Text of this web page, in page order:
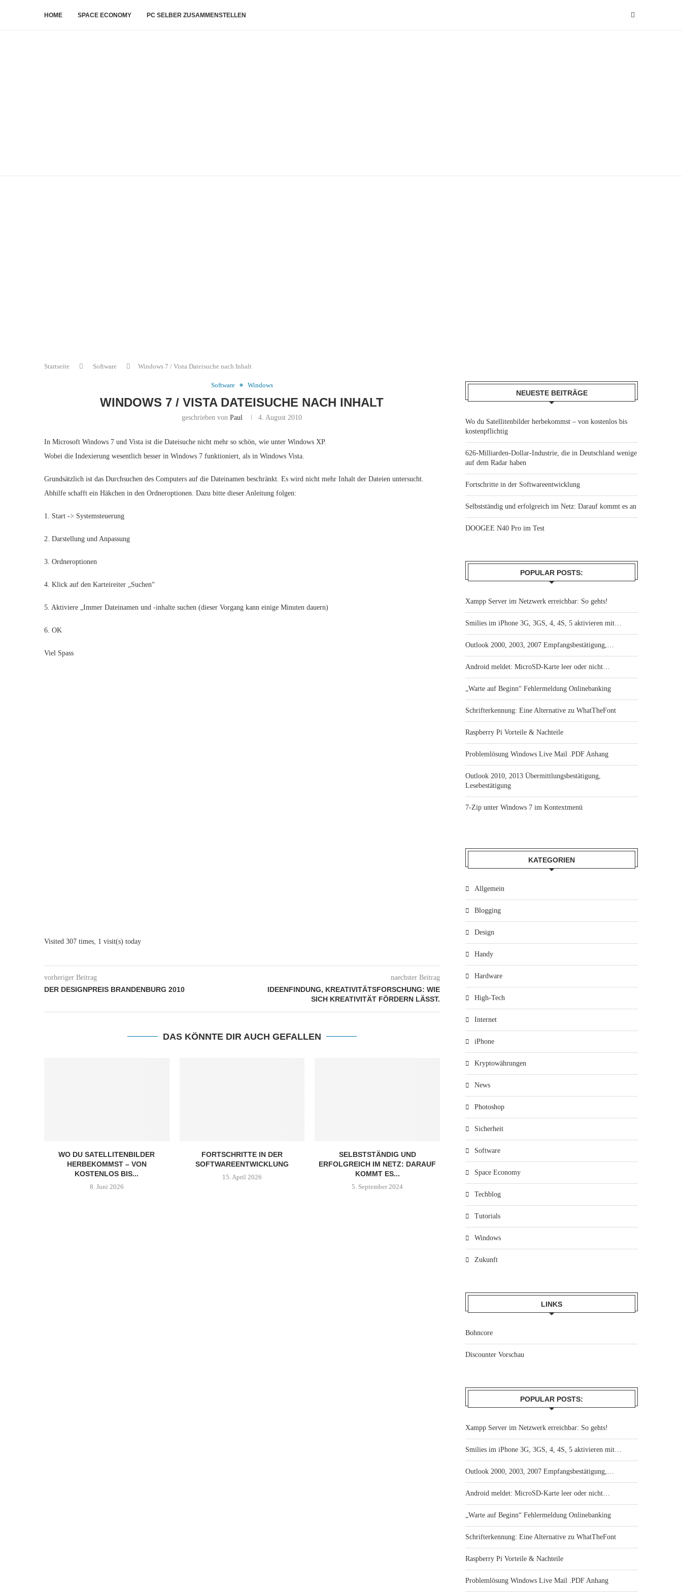
HOME SPACE ECONOMY PC SELBER ZUSAMMENSTELLEN
Startseite Software Windows 7 / Vista Dateisuche nach Inhalt
Software Windows
WINDOWS 7 / VISTA DATEISUCHE NACH INHALT
geschrieben vonPaul 4. August 2010
In Microsoft Windows 7 und Vista ist die Dateisuche nicht mehr so schön, wie unter Windows XP.
Wobei die Indexierung wesentlich besser in Windows 7 funktioniert, als in Windows Vista.
Grundsätzlich ist das Durchsuchen des Computers auf die Dateinamen beschränkt. Es wird nicht mehr Inhalt der Dateien untersucht.
Abhilfe schafft ein Häkchen in den Ordneroptionen. Dazu bitte dieser Anleitung folgen:
1. Start -> Systemsteuerung
2. Darstellung und Anpassung
3. Ordneroptionen
4. Klick auf den Karteireiter „Suchen“
5. Aktiviere „Immer Dateinamen und -inhalte suchen (dieser Vorgang kann einige Minuten dauern)
6. OK
Viel Spass
Visited 307 times, 1 visit(s) today
vorheriger Beitrag
DER DESIGNPREIS BRANDENBURG 2010
naechster Beitrag
IDEENFINDUNG, KREATIVITÄTSFORSCHUNG: WIE
SICH KREATIVITÄT FÖRDERN LÄSST.
DAS KÖNNTE DIR AUCH GEFALLEN
WO DU SATELLITENBILDER
HERBEKOMMST – VON
KOSTENLOS BIS...
8. Juni 2026
FORTSCHRITTE IN DER
SOFTWAREENTWICKLUNG
15. April 2026
SELBSTSTÄNDIG UND
ERFOLGREICH IM NETZ: DARAUF
KOMMT ES...
5. September 2024
NEUESTE BEITRÄGE
Wo du Satellitenbilder herbekommst – von kostenlos bis
kostenpflichtig
626-Milliarden-Dollar-Industrie, die in Deutschland wenige
auf dem Radar haben
Fortschritte in der Softwareentwicklung
Selbstständig und erfolgreich im Netz: Darauf kommt es an
DOOGEE N40 Pro im Test
POPULAR POSTS:
Xampp Server im Netzwerk erreichbar: So gehts!
Smilies im iPhone 3G, 3GS, 4, 4S, 5 aktivieren mit…
Outlook 2000, 2003, 2007 Empfangsbestätigung,…
Android meldet: MicroSD-Karte leer oder nicht…
„Warte auf Beginn“ Fehlermeldung Onlinebanking
Schrifterkennung: Eine Alternative zu WhatTheFont
Raspberry Pi Vorteile & Nachteile
Problemlösung Windows Live Mail .PDF Anhang
Outlook 2010, 2013 Übermittlungsbestätigung,
Lesebestätigung
7-Zip unter Windows 7 im Kontextmenü
KATEGORIEN
Allgemein
Blogging
Design
Handy
Hardware
High-Tech
Internet
iPhone
Kryptowährungen
News
Photoshop
Sicherheit
Software
Space Economy
Techblog
Tutorials
Windows
Zukunft
LINKS
Bohncore
Discounter Vorschau
POPULAR POSTS:
Xampp Server im Netzwerk erreichbar: So gehts!
Smilies im iPhone 3G, 3GS, 4, 4S, 5 aktivieren mit…
Outlook 2000, 2003, 2007 Empfangsbestätigung,…
Android meldet: MicroSD-Karte leer oder nicht…
„Warte auf Beginn“ Fehlermeldung Onlinebanking
Schrifterkennung: Eine Alternative zu WhatTheFont
Raspberry Pi Vorteile & Nachteile
Problemlösung Windows Live Mail .PDF Anhang